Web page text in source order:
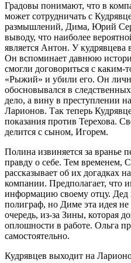
Градовы понимают, что в
может сотрудничать с
размышлений, Дима, Юрий
выводу, что наиболее
является Антон. У кудрявцева
Он вспоминает давнюю
смогли договориться с
«Рыжий» и убили его. Он
обосновывался в
дело, а вину в преступлении
Ларионов. Так теперь
показания против Терехова.
делится с сыном, Игорем.
Полина извиняется за вранье
правду о себе. Тем временем,
рассказывает об их догадках
компании. Предполагает, что
информацию своему отцу. Дед
полиграф, но Диме эта идея
очередь, из-за Зины, которая
оплошности в работе. Ольга
самостоятельно.
Кудрявцев выходит на